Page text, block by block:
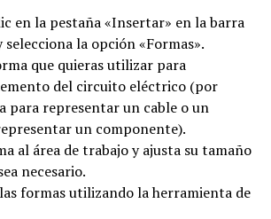
en la pestaña «Insertar» en la barra
la opción «Formas».
que quieras utilizar para
del circuito eléctrico (por
para representar un cable o un
un componente).
al área de trabajo y ajusta su tamaño
necesario.
formas utilizando la herramienta de